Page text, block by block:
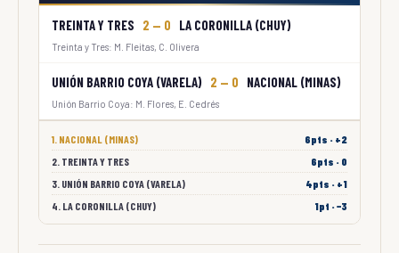
TREINTA Y TRES 2 — 0 LA CORONILLA (CHUY)
Treinta y Tres: M. Fleitas, C. Olivera
UNIÓN BARRIO COYA (VARELA) 2 — 0 NACIONAL (MINAS)
Unión Barrio Coya: M. Flores, E. Cedrés
1. NACIONAL (MINAS)
6pts · +2
2. TREINTA Y TRES
6pts · 0
3. UNIÓN BARRIO COYA (VARELA)
4pts · +1
4. LA CORONILLA (CHUY)
1pt · −3